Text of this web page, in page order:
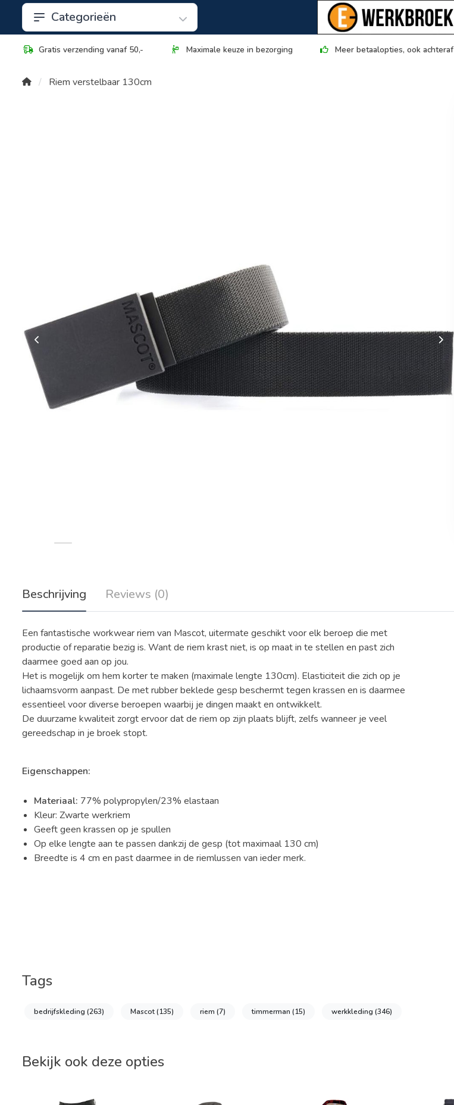
Categorieën
Gratis verzending vanaf 50,- Maximale keuze in bezorging Meer betaalopties, ook achteraf
Riem verstelbaar 130cm
Beschrijving Reviews (0)
Een fantastische workwear riem van Mascot, uitermate geschikt voor elk beroep die met
productie of reparatie bezig is. Want de riem krast niet, is op maat in te stellen en past zich
daarmee goed aan op jou.
Het is mogelijk om hem korter te maken (maximale lengte 130cm). Elasticiteit die zich op je
lichaamsvorm aanpast. De met rubber beklede gesp beschermt tegen krassen en is daarmee
essentieel voor diverse beroepen waarbij je dingen maakt en ontwikkelt.
De duurzame kwaliteit zorgt ervoor dat de riem op zijn plaats blijft, zelfs wanneer je veel
gereedschap in je broek stopt.
Eigenschappen:
Materiaal: 77% polypropylen/23% elastaan
Kleur: Zwarte werkriem
Geeft geen krassen op je spullen
Op elke lengte aan te passen dankzij de gesp (tot maximaal 130 cm)
Breedte is 4 cm en past daarmee in de riemlussen van ieder merk.
Tags
bedrijfskleding (263) Mascot(135) riem (7) timmerman (15) werkkleding (346)
Bekijk ook deze opties